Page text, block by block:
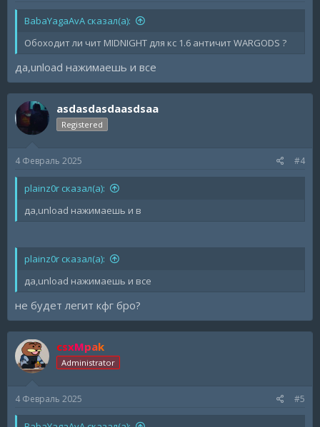
BabaYagaAvA сказал(а):
Обоходит ли чит MIDNIGHT для кс 1.6 античит WARGODS ?
да,unload нажимаешь и все
asdasdasdaasdsaa
Registered
4 Февраль 2025 #4
plainz0r сказал(а):
да,unload нажимаешь и в
plainz0r сказал(а):
да,unload нажимаешь и все
не будет легит кфг бро?
csxMpak
Administrator
4 Февраль 2025 #5